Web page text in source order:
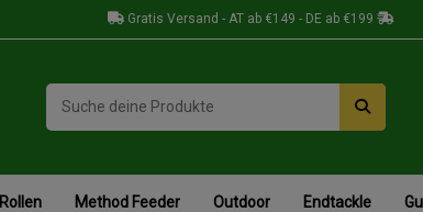
Gratis Versand - AT ab €149 - DE ab €199
Rollen Method Feeder Outdoor Endtackle